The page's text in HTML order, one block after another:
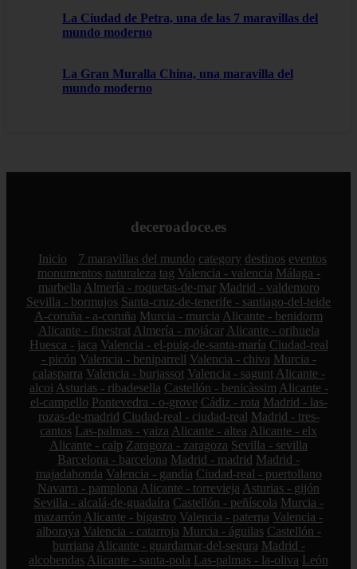
La Ciudad de Petra, una de las 7 maravillas del
mundo moderno
La Gran Muralla China, una maravilla del
mundo moderno
deceroadoce.es
Inicio 7 maravillas del mundo category destinos eventos
monumentos naturaleza tag Valencia - valencia Málaga -
marbella Almería - roquetas-de-mar Madrid - valdemoro
Sevilla - bormujos Santa-cruz-de-tenerife - santiago-del-teide
A-coruña - a-coruña Murcia - murcia Alicante - benidorm
Alicante - finestrat Almería - mojácar Alicante - orihuela
Huesca - jaca Valencia - el-puig-de-santa-maría Ciudad-real
- picón Valencia - beniparrell Valencia - chiva Murcia -
calasparra Valencia - burjassot Valencia - sagunt Alicante -
alcoi Asturias - ribadesella Castellón - benicàssim Alicante -
el-campello Pontevedra - o-grove Cádiz - rota Madrid - las-
rozas-de-madrid Ciudad-real - ciudad-real Madrid - tres-
cantos Las-palmas - yaiza Alicante - altea Alicante - elx
Alicante - calp Zaragoza - zaragoza Sevilla - sevilla
Barcelona - barcelona Madrid - madrid Madrid -
majadahonda Valencia - gandia Ciudad-real - puertollano
Navarra - pamplona Alicante - torrevieja Asturias - gijón
Sevilla - alcalá-de-guadaíra Castellón - peñíscola Murcia -
mazarrón Alicante - bigastro Valencia - paterna Valencia -
alboraya Valencia - catarroja Murcia - águilas Castellón -
burriana Alicante - guardamar-del-segura Madrid -
alcobendas Alicante - santa-pola Las-palmas - la-oliva León